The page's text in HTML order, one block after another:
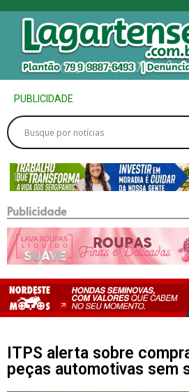
PUBLICIDADE
Publicidade
ITPS alerta sobre
peças automotivas sem